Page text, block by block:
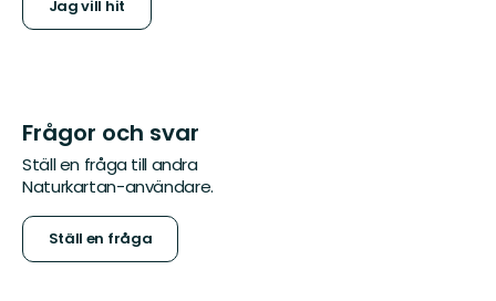
Jag vill hit
Frågor och svar
Ställ en fråga till andra
Naturkartan-användare.
Ställ en fråga